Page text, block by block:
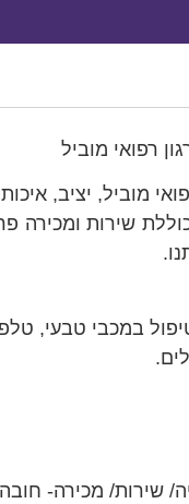
רפואי מוביל
מוביל, יציב,
שירות ומכירה
במכבי טבעי,
שירות/ מכירה- חובה